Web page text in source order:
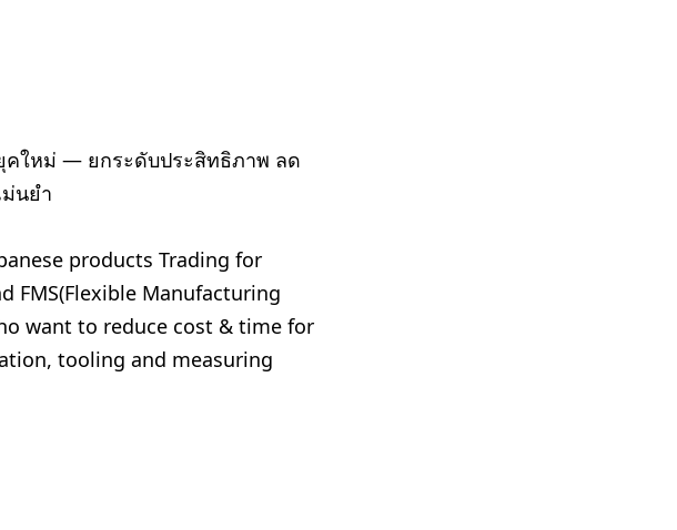
คใหม่ — ยกระดับประสิทธิภาพ ลด
นยำ
products Trading for
FMS(Flexible Manufacturing
want to reduce cost & time for
tooling and measuring